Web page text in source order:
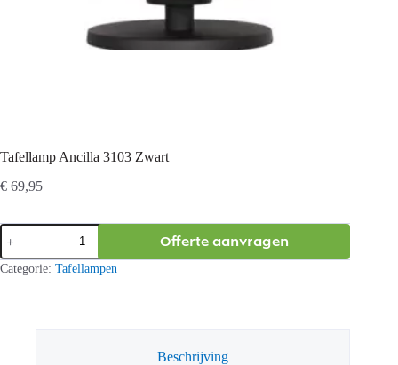
Tafellamp Ancilla 3103 Zwart
€ 69,95
Tafellamp
Ancilla
3103
Zwart
Offerte aanvragen
Categorie: Tafellampen
Beschrijving